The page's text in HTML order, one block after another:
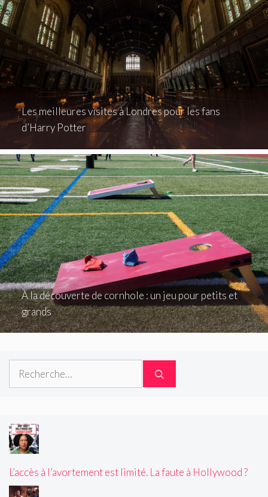
Les meilleures visites à Londres pour les fans
d’Harry Potter
À la découverte de cornhole : un jeu pour petits et
grands
Rechercher :
L’accès à l’avortement est limité. La faute à Hollywood ?